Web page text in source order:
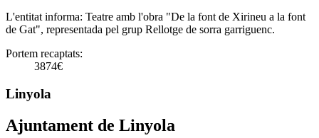
L'entitat informa: Teatre amb l'obra "De la font de Xirineu a la font
de Gat", representada pel grup Rellotge de sorra garriguenc.
Portem recaptats:
3874€
Linyola
Ajuntament de Linyola